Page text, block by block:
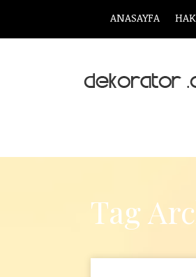
ANASAYFA
Tag